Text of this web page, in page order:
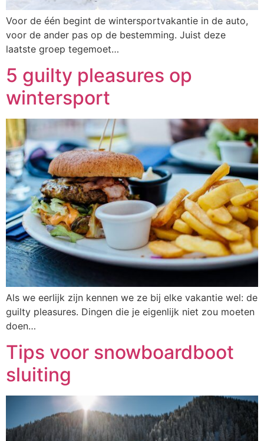
Voor de één begint de wintersportvakantie in de auto,
voor de ander pas op de bestemming. Juist deze
laatste groep tegemoet…
5 guilty pleasures op
wintersport
Als we eerlijk zijn kennen we ze bij elke vakantie wel: de
guilty pleasures. Dingen die je eigenlijk niet zou moeten
doen…
Tips voor snowboardboot
sluiting